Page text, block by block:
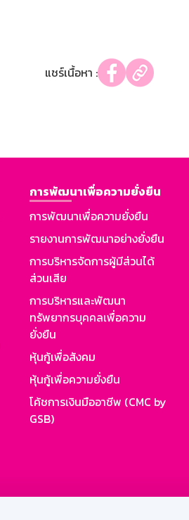
แชร์เนื้อหา :
การพัฒนาเพื่อความยั่งยืน
การพัฒนาเพื่อความยั่งยืน
รายงานการพัฒนาอย่างยั่งยืน
การบริหารจัดการผู้มีส่วนได้
ส่วนเสีย
การบริหารและพัฒนา
ทรัพยากรบุคคลเพื่อความ
ยั่งยืน
หุ้นกู้เพื่อสังคม
หุ้นกู้เพื่อความยั่งยืน
โค้ชการเงินมืออาชีพ (CMC by
GSB)